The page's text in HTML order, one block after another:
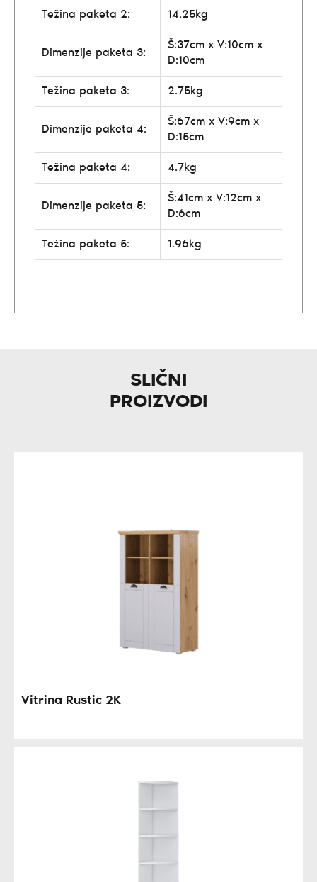
Težina paketa 2: 14.25kg
Dimenzije paketa 3:
Š:37cm x V:10cm x
D:10cm
Težina paketa 3: 2.75kg
Dimenzije paketa 4:
Š:67cm x V:9cm x
D:15cm
Težina paketa 4: 4.7kg
Dimenzije paketa 5:
Š:41cm x V:12cm x
D:6cm
Težina paketa 5: 1.96kg
SLIČNI
PROIZVODI
Vitrina Rustic 2K